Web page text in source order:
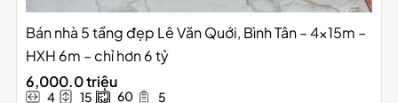
Bán nhà 5 tầng đẹp Lê Văn Quới, Bình Tân – 4x15m –
HXH 6m – chỉ hơn 6 tỷ
6,000.0 triệu
4 15 60 5